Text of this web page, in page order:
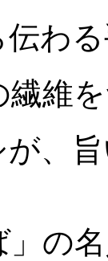
わ
維
、
の